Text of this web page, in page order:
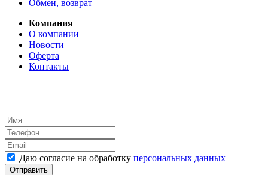
Обмен, возврат
Компания
О компании
Новости
Оферта
Контакты
Даю согласие на обработку персональных данных